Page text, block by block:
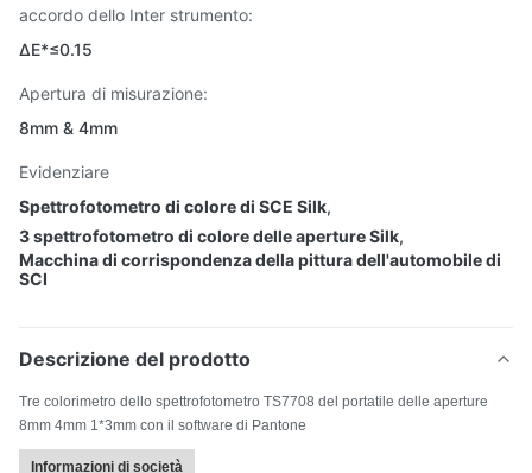
accordo dello Inter strumento:
ΔE*≤0.15
Apertura di misurazione:
8mm & 4mm
Evidenziare
Spettrofotometro di colore di SCE Silk,
3 spettrofotometro di colore delle aperture Silk,
Macchina di corrispondenza della pittura dell'automobile di
SCI
Descrizione del prodotto
Tre colorimetro dello spettrofotometro TS7708 del portatile delle aperture
8mm 4mm 1*3mm con il software di Pantone
Informazioni di società